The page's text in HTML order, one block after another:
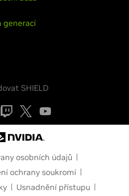
generací
SHIELD
osobních údajů
ochrany soukromí
Usnadnění přístupu